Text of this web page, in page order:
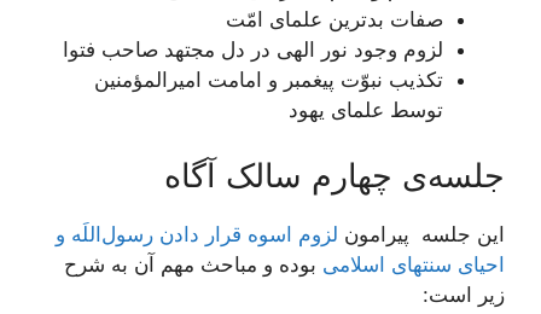
صفات بدترین علمای امّت
لزوم وجود نور الهی در دل مجتهد صاحب فتوا
تکذیب نبوّت پیغمبر و امامت امیرالمؤمنین
توسط علمای یهود
جلسه‌ی چهارم سالک آگاه
این جلسه پیرامون لزوم اسوه قرار دادن رسول‌اللَه و
احیاى سنت‏هاى اسلامى بوده و مباحث مهم آن به شرح
زیر است: